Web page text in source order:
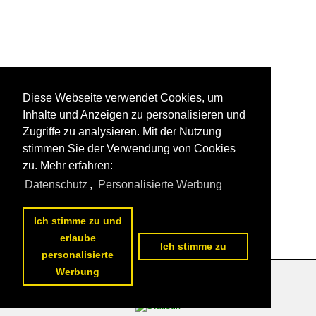
Datenschutzerklärung
Diese Webseite verwendet Cookies, um
Inhalte und Anzeigen zu personalisieren und
Zugriffe zu analysieren. Mit der Nutzung
stimmen Sie der Verwendung von Cookies
zu. Mehr erfahren:
Datenschutz , Personalisierte Werbung
Ich stimme zu und
erlaube
personalisierte
Werbung
Ich stimme zu